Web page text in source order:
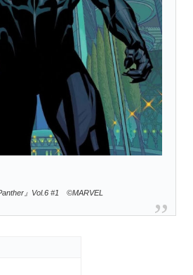
』Vol.6 #1 ©MARVEL